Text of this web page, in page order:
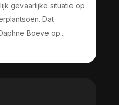
gevaarlijke situatie op
Dat
Boeve op...